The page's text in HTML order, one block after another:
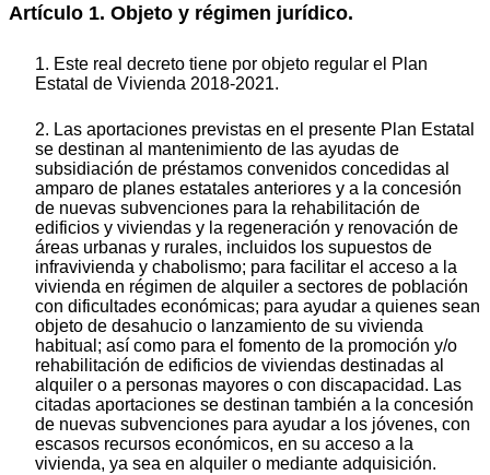
Artículo 1. Objeto y régimen jurídico.
1. Este real decreto tiene por objeto regular el Plan
Estatal de Vivienda 2018-2021.
2. Las aportaciones previstas en el presente Plan Estatal
se destinan al mantenimiento de las ayudas de
subsidiación de préstamos convenidos concedidas al
amparo de planes estatales anteriores y a la concesión
de nuevas subvenciones para la rehabilitación de
edificios y viviendas y la regeneración y renovación de
áreas urbanas y rurales, incluidos los supuestos de
infravivienda y chabolismo; para facilitar el acceso a la
vivienda en régimen de alquiler a sectores de población
con dificultades económicas; para ayudar a quienes sean
objeto de desahucio o lanzamiento de su vivienda
habitual; así como para el fomento de la promoción y/o
rehabilitación de edificios de viviendas destinadas al
alquiler o a personas mayores o con discapacidad. Las
citadas aportaciones se destinan también a la concesión
de nuevas subvenciones para ayudar a los jóvenes, con
escasos recursos económicos, en su acceso a la
vivienda, ya sea en alquiler o mediante adquisición.